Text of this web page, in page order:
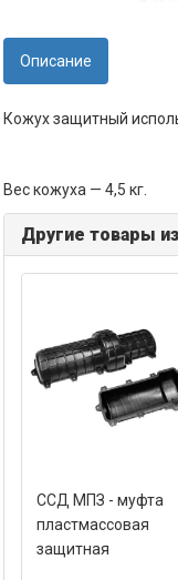
Описание
Кожух защитный
Вес кожуха — 4,5 кг.
Другие товары
ССД МПЗ - муфта
пластмассовая
защитная